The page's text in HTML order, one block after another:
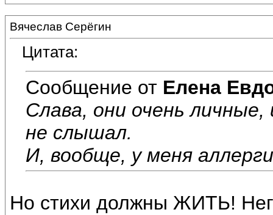
Вячеслав Серёгин
Цитата:
Сообщение от Елена
Слава, они очень личные,
не слышал.
И, вообще, у меня
Но стихи должны ЖИТЬ!